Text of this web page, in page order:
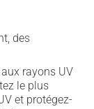
des
rayons UV
le plus
et protégez-